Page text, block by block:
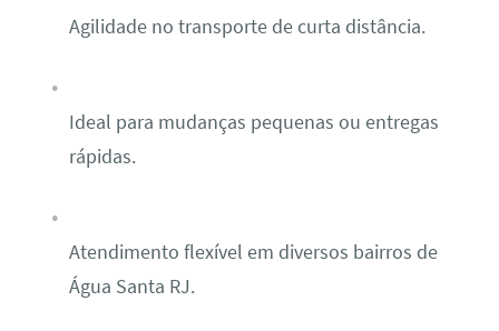
Agilidade no transporte de curta distância.
Ideal para mudanças pequenas ou entregas
rápidas.
Atendimento flexível em diversos bairros de
Água Santa RJ.